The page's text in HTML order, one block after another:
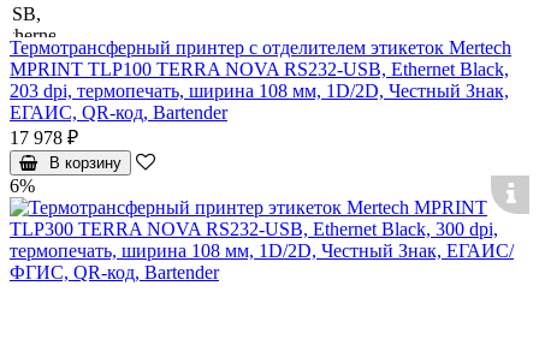
Термотрансферный принтер с отделителем этикеток Mertech
MPRINT TLP100 TERRA NOVA RS232-USB, Ethernet Black,
203 dpi, термопечать, ширина 108 мм, 1D/2D, Честный Знак,
ЕГАИС, QR-код, Bartender
17 978 ₽
В корзину
6%